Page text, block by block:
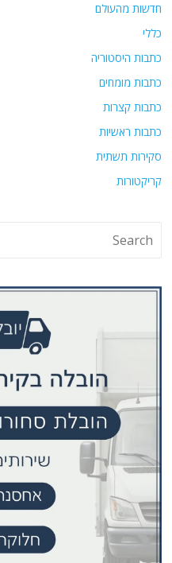
חדשות מהעולם
כללי
כתבות היסטוריה
כתבות מומחים
כתבות קצרות
כתבות ראשיות
סקירות תשתית
קריקטורות